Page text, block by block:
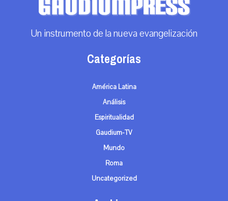
Un instrumento de la nueva evangelización
Categorías
América Latina
Análisis
Espiritualidad
Gaudium-TV
Mundo
Roma
Uncategorized